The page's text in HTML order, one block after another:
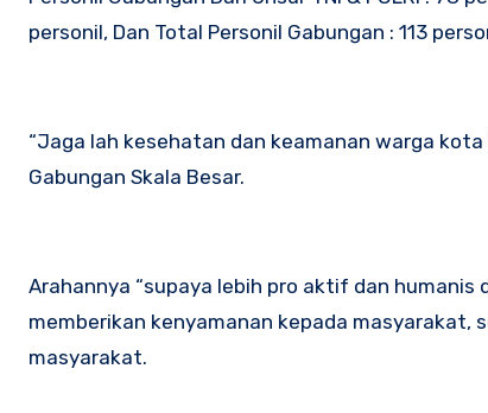
personil, Dan Total Personil Gabungan : 113
“Jaga lah kesehatan dan keamanan warga kota
Gabungan Skala Besar.
Arahannya “supaya lebih pro aktif dan
memberikan kenyamanan kepada masyarakat,
masyarakat.